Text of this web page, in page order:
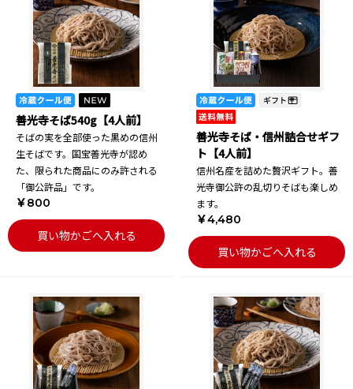
善光寺そば540g【4人前】
そばの実を全部使った黒めの信州
生そばです。国宝善光寺が認め
た、限られた商品にのみ許される
「御公許品」です。
￥800
買い物かごへ入れる
善光寺そば・信州詰合せギフ
ト【4人前】
信州名産を詰めた贅沢ギフト。善
光寺御公許の乱切りそばも楽しめ
ます。
￥4,480
買い物かごへ入れる